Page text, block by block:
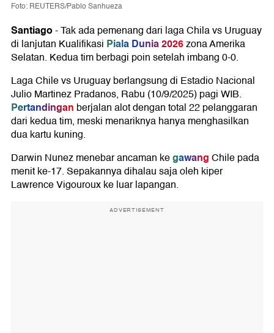
Foto: REUTERS/Pablo Sanhueza
Santiago-Tak ada pemenang dari laga Chila vs Uruguay
di lanjutan Kualifikasi Piala Dunia 2026zona Amerika
Selatan. Kedua tim berbagi poin setelah imbang 0-0.
Laga Chile vs Uruguay berlangsung di Estadio Nacional
Julio Martinez Pradanos, Rabu (10/9/2025) pagi WIB.
Pertandingan berjalan alot dengan total 22 pelanggaran
dari kedua tim, meski menariknya hanya menghasilkan
dua kartu kuning.
Darwin Nunez menebar ancaman kegawangChile pada
menit ke-17. Sepakannya dihalau saja oleh kiper
Lawrence Vigouroux ke luar lapangan.
ADVERTISEMENT